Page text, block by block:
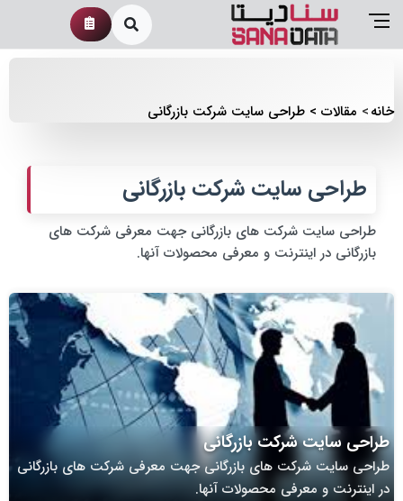
خانه مقالات طراحی سایت شرکت بازرگانی
طراحی سایت شرکت بازرگانی
طراحی سایت شرکت های بازرگانی جهت معرفی شرکت های
بازرگانی در اینترنت و معرفی محصولات آنها.
طراحی سایت شرکت بازرگانی
طراحی سایت شرکت های بازرگانی جهت معرفی شرکت های بازرگانی
در اینترنت و معرفی محصولات آنها.